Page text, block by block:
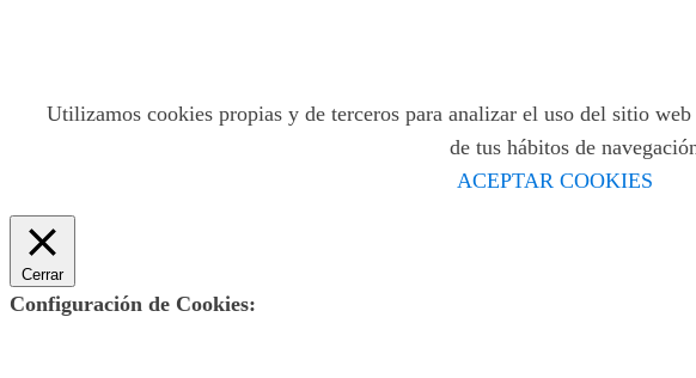
Utilizamos cookies propias y de terceros para analizar el uso del sitio
de tus hábitos de
ACEPTAR COOKIES
Cerrar
Configuración de Cookies: